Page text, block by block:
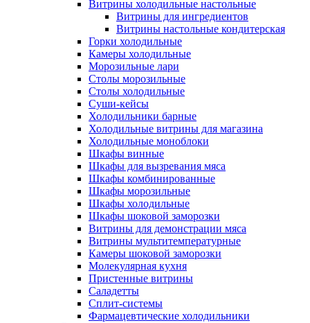
Витрины холодильные настольные
Витрины для ингредиентов
Витрины настольные кондитерская
Горки холодильные
Камеры холодильные
Морозильные лари
Столы морозильные
Столы холодильные
Суши-кейсы
Холодильники барные
Холодильные витрины для магазина
Холодильные моноблоки
Шкафы винные
Шкафы для вызревания мяса
Шкафы комбинированные
Шкафы морозильные
Шкафы холодильные
Шкафы шоковой заморозки
Витрины для демонстрации мяса
Витрины мультитемпературные
Камеры шоковой заморозки
Молекулярная кухня
Пристенные витрины
Саладетты
Сплит-системы
Фармацевтические холодильники